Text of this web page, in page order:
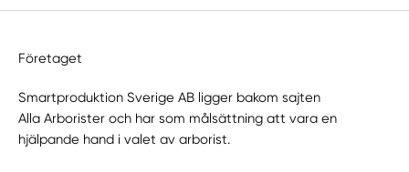
Företaget
Smartproduktion Sverige AB ligger bakom sajten
Alla Arborister och har som målsättning att vara en
hjälpande hand i valet av arborist.